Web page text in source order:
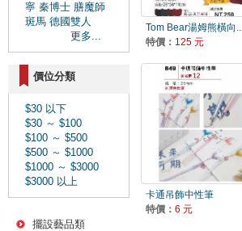
寧 秦博士 膳魔師
斑馬 德國雙人
更多...
價位分類
$30 以下
$30 ～ $100
$100 ～ $500
$500 ～ $1000
$1000 ～ $3000
$3000 以上
擺設藝品類
Tom Bear湯姆熊橫向..
特價： 125 元
卡通吊飾中性筆
特價： 6 元